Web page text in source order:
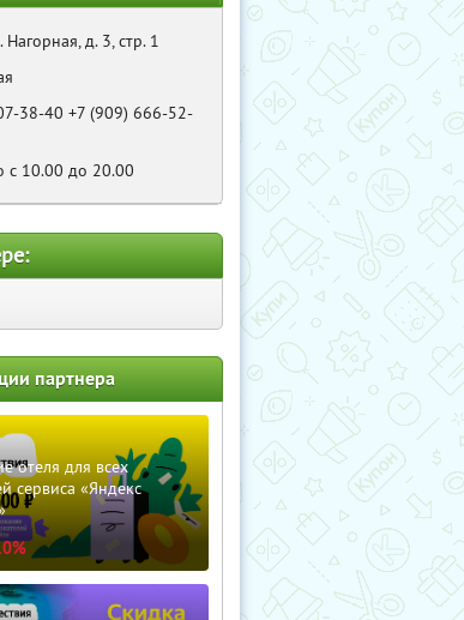
Нагорная, д. 3, стр. 1
38-40 +7 (909) 666-52-
с 10.00 до 20.00
партнера
отеля для всех
сервиса «Яндекс